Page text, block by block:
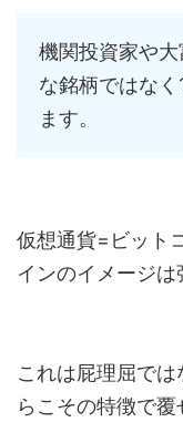
機関投資家や
な銘柄ではな
ます。
仮想通貨=ビット
インのイメージは
これは屁理屈で
らこその特徴で覆